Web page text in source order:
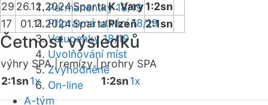
Permanentky 18/19
Přípravná utkání 18/19
Vstupenky 18/19
Uvolňování míst
Zvýhodněné
On-line
A-tým
29 26.12.2024SpartaK. Vary1:2sn
17
01.11.2024SpartaPlzeň 2:1sn
Četnost výsledků
výhry SPA | remízy | prohry SPA
2:1sn1x 1:2sn1x